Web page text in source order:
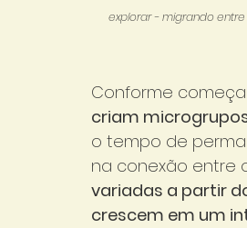
explorar - migrando
Conforme
criam
o tempo de
na conexão entre
variadas a partir
crescem em um